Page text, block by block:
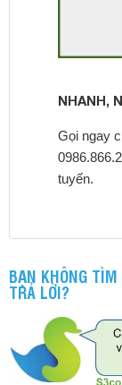
NHANH,
Gọi ngay
tuyến.
BẠN KHÔNG
TRẢ LỜI?